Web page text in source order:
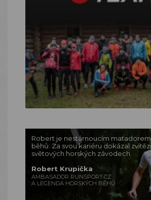
Robert je nestárnoucím
běhů. Za svou kariéru dokázal
světových horských závodech.
Robert Krupička
AMBASADOR RUNSPORT.CZ
A LEGENDA HORSKÝCH BĚHŮ